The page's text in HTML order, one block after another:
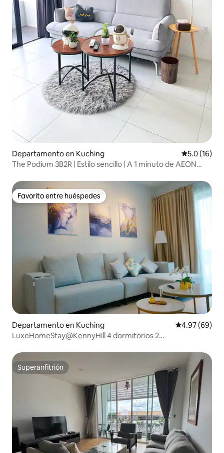
Departamento en Kuching Calificación
5.0 (16)
The Podium 3B2R | Estilo sencillo | A 1 minuto de AEON
Favorito entre huéspedes
Favorito entre huéspedes
Departamento en Kuching Calificación
4.97 (69)
LuxeHomeStay@KennyHill 4 dormitorios 2
Superanfitrión
Superanfitrión